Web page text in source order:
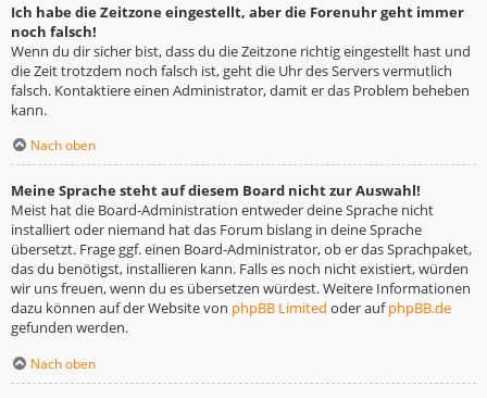
Ich habe die Zeitzone eingestellt, aber die Forenuhr geht immer
noch falsch!
Wenn du dir sicher bist, dass du die Zeitzone richtig eingestellt hast und
die Zeit trotzdem noch falsch ist, geht die Uhr des Servers vermutlich
falsch. Kontaktiere einen Administrator, damit er das Problem beheben
kann.
Nach oben
Meine Sprache steht auf diesem Board nicht zur Auswahl!
Meist hat die Board-Administration entweder deine Sprache nicht
installiert oder niemand hat das Forum bislang in deine Sprache
übersetzt. Frage ggf. einen Board-Administrator, ob er das Sprachpaket,
das du benötigst, installieren kann. Falls es noch nicht existiert, würden
wir uns freuen, wenn du es übersetzen würdest. Weitere Informationen
dazu können auf der Website von phpBB Limited oder aufphpBB.de
gefunden werden.
Nach oben